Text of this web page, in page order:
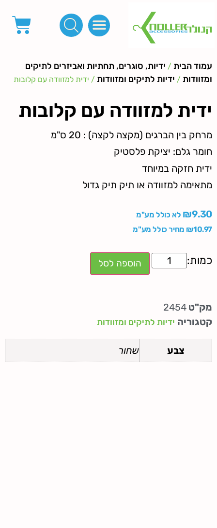
עמוד הבית / ידיות, סוגרים, תחתיות ואביזרים לתיקים
ומזוודות / ידיות לתיקים ומזוודות / ידית למזוודה עם קלובות
ידית למזוודה עם קלובות
מרחק בין הברגים (מקצה לקצה) : 20 ס"מ
חומר גלם: יציקת פלסטיק
ידית חזקה במיוחד
מתאימה למזוודה או תיק תיק גדול
₪9.30
לא כולל מע"מ
₪10.97 מחיר כולל מע"מ
הוספה לסל
מק"ט 2454
קטגוריה ידיות לתיקים ומזוודות
צבע שחור